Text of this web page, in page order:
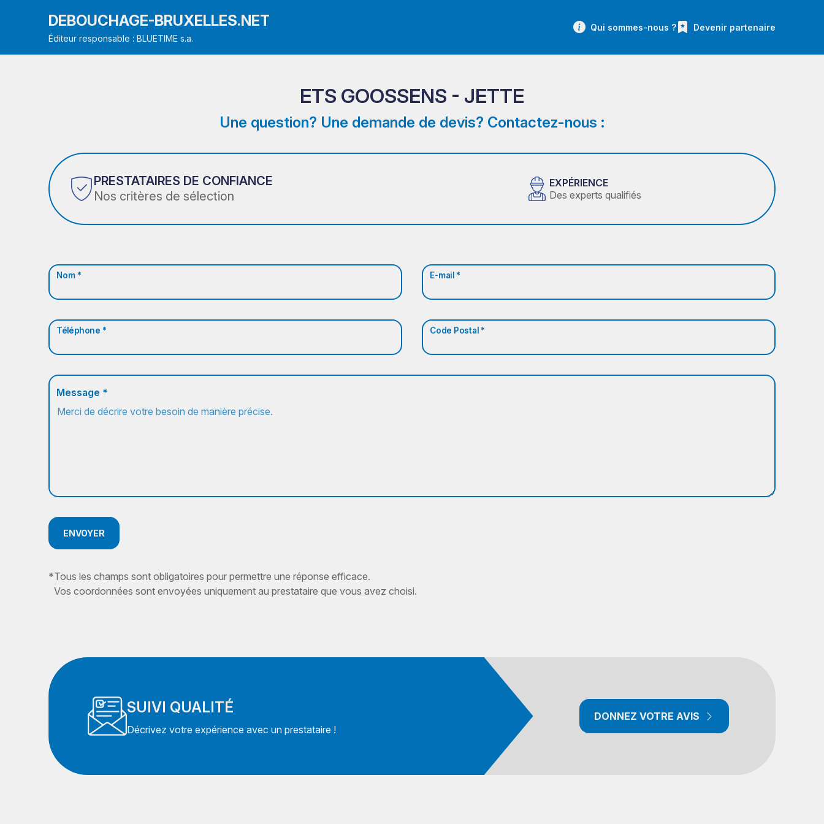
DEBOUCHAGE-BRUXELLES.NET
Éditeur responsable : BLUETIME s.a.
Qui sommes-nous ? Devenir partenaire
ETS GOOSSENS - JETTE
Une question? Une demande de devis? Contactez-nous :
PRESTATAIRES DE CONFIANCE
Nos critères de sélection
EXPÉRIENCE
Des experts qualifiés
Nom * E-mail *
Téléphone * Code Postal *
Message *
ENVOYER
*Tous les champs sont obligatoires pour permettre une réponse efficace.
Vos coordonnées sont envoyées uniquement au prestataire que vous avez choisi.
SUIVI QUALITÉ
Décrivez votre expérience avec un prestataire !
DONNEZ VOTRE AVIS